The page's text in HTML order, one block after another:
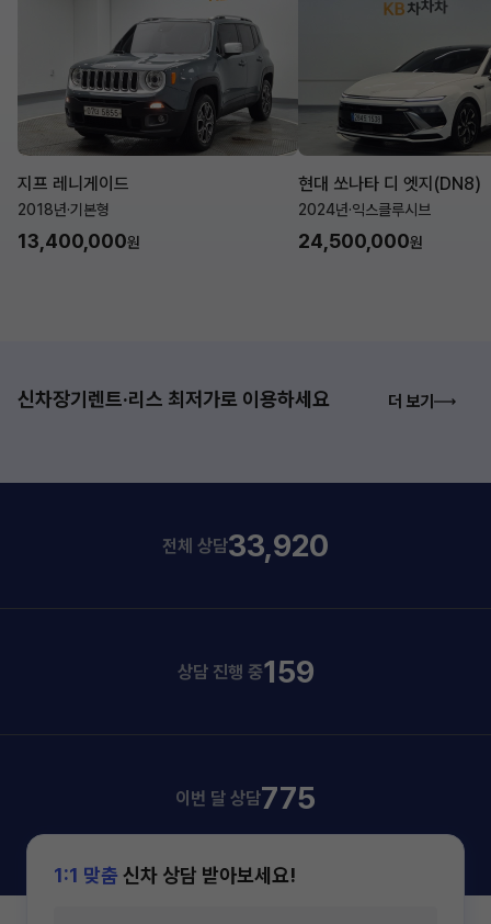
지프 레니게이드
2018년·기본형
13,400,000원
현대 쏘나타 디 엣지(DN8)
2024년·익스클루시브
24,500,000원
신차장기렌트·리스 최저가로 이용하세요 더 보기
전체 상담33,920
상담 진행 중159
이번 달 상담775
1:1 맞춤 신차 상담 받아보세요!